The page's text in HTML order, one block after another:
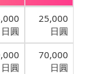
日圓
25,000
日圓
日圓
70,000
日圓